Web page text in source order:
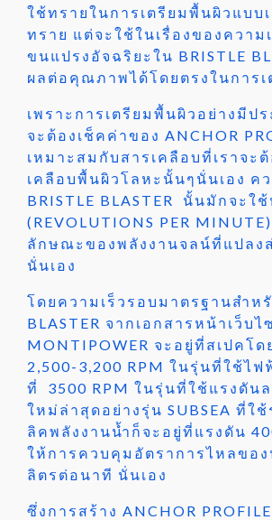
ใช้ทรายในการเตรียมพื้นผิวแบบ
ทราย แต่จะใช้ในเรื่องของความ
ขนแปรงอัจฉริยะใน BRISTLE
ผลต่อคุณภาพได้โดยตรงในการเ
เพราะการเตรียมพื้นผิวอย่างมีป
จะต้องเช็คค่าของ ANCHOR
เหมาะสมกับสารเคลือบที่เราจะ
เคลือบพื้นผิวโลหะนั้นๆนั่นเอง คว
BRISTLE BLASTER นั้นมักจะใ
(REVOLUTIONS PER
ลักษณะของพลังงานจลน์ที่แปลง
นั่นเอง
โดยความเร็วรอบมาตรฐานสำหรั
BLASTER จากเอกสารหน้าเว็บไ
MONTIPOWER จะอยู่ที่สเปคโ
2,500-3,200 RPM ในรุ่นที่ใช้ไฟ
ที่ 3500 RPM ในรุ่นที่ใช้แรงดัน
ใหม่ล่าสุดอย่างรุ่น SUBSEA ที่ใ
ลิคพลังงานน้ำก็จะอยู่ที่แรงดัน
ให้การควบคุมอัตราการไหลของ
ลิตรต่อนาที นั่นเอง
ซึ่งการสร้าง ANCHOR